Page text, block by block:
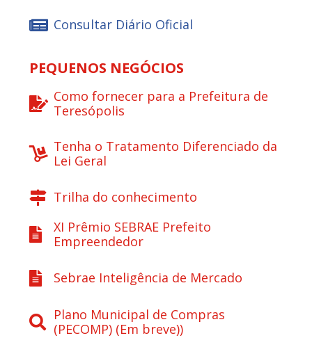
Consultar Diário Oficial
PEQUENOS NEGÓCIOS
Como fornecer para a Prefeitura de
Teresópolis
Tenha o Tratamento Diferenciado da
Lei Geral
Trilha do conhecimento
XI Prêmio SEBRAE Prefeito
Empreendedor
Sebrae Inteligência de Mercado
Plano Municipal de Compras
(PECOMP) (Em breve))